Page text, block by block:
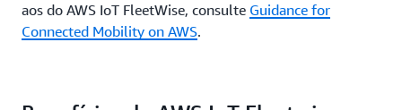
aos do AWS IoT FleetWise, consulte Guidance for
Connected Mobility on AWS.